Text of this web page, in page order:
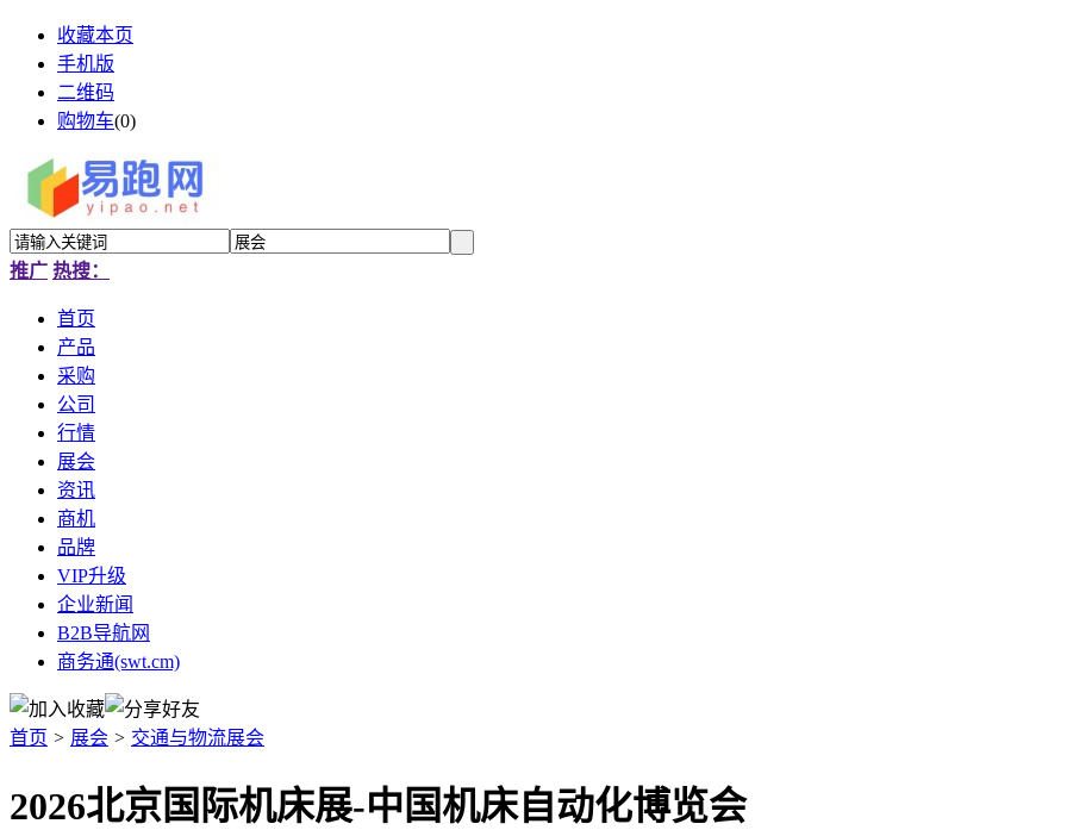
收藏本页
手机版
二维码
购物车(0)
推广 热搜：
首页
产品
采购
公司
行情
展会
资讯
商机
品牌
VIP升级
企业新闻
B2B导航网
商务通(swt.cm)
首页 > 展会 > 交通与物流展会
2026北京国际机床展-中国机床自动化博览会